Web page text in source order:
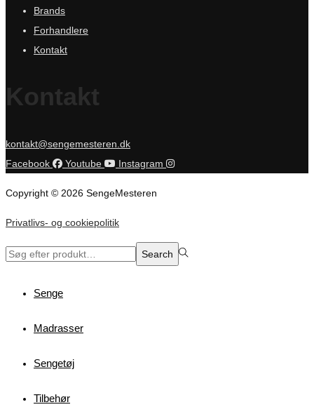
Brands
Forhandlere
Kontakt
Kontakt
kontakt@sengemesteren.dk
Facebook
Youtube Instagram
Copyright © 2026 SengeMesteren
Privatlivs- og cookiepolitik
Search
Search
Senge
Madrasser
Sengetøj
Tilbehør